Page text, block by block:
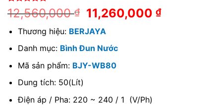
5.00
trên 5
dựa trên
1
12,560,000₫ 11,260,000₫
Thương hiệu: BERJAYA
Danh mục: Bình Đun Nước
Mã sản phẩm: BJY-WB80
Dung tích: 50(Lít)
Điện áp / Pha: 220 ~ 240 / 1 (V/Ph)